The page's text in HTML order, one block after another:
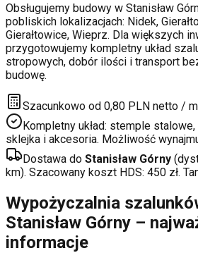
Obsługujemy budowy w Stanisław
pobliskich lokalizacjach: Nidek,
Gierałtowice, Wieprz. Dla większych
przygotowujemy kompletny układ
stropowych, dobór ilości i transport
budowę.
Szacunkowo od 0,80 PLN netto /
Kompletny układ: stemple
sklejka i akcesoria. Możliwość
Dostawa do Stanisław Górny
km). Szacowany koszt HDS: 450 zł.
Wypożyczalnia
Stanisław Górny –
informacje